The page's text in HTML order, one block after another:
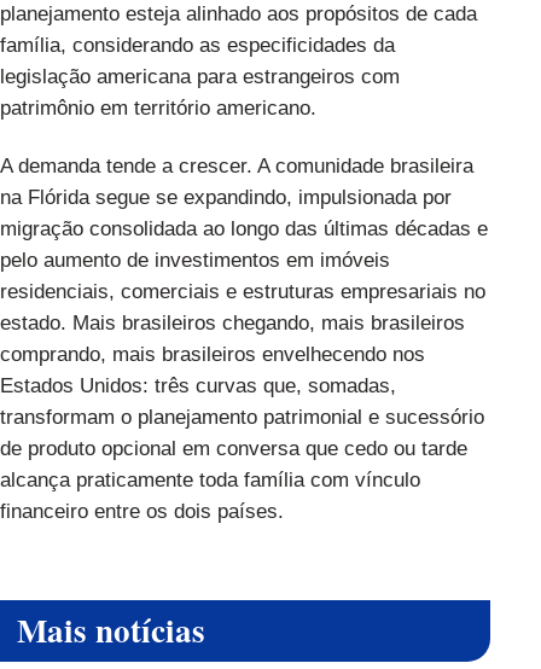
planejamento esteja alinhado aos propósitos de cada
família, considerando as especificidades da
legislação americana para estrangeiros com
patrimônio em território americano.
A demanda tende a crescer. A comunidade brasileira
na Flórida segue se expandindo, impulsionada por
migração consolidada ao longo das últimas décadas e
pelo aumento de investimentos em imóveis
residenciais, comerciais e estruturas empresariais no
estado. Mais brasileiros chegando, mais brasileiros
comprando, mais brasileiros envelhecendo nos
Estados Unidos: três curvas que, somadas,
transformam o planejamento patrimonial e sucessório
de produto opcional em conversa que cedo ou tarde
alcança praticamente toda família com vínculo
financeiro entre os dois países.
Mais notícias